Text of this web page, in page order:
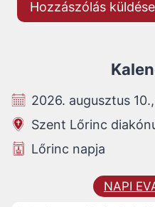
2026. augusztus
Szent Lőrinc
Lőrinc napja
NAPI